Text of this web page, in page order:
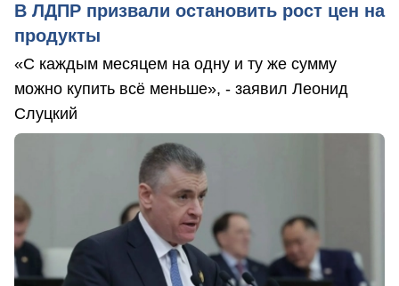
В ЛДПР призвали остановить рост цен на
продукты
«С каждым месяцем на одну и ту же сумму
можно купить всё меньше», - заявил Леонид
Слуцкий